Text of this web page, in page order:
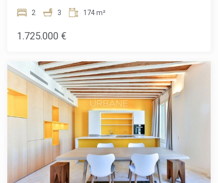
exklusiven Luxuswohnanlage in einem Eckgebäude aus
wunderschön restauriert und verbindet klassische
Architektur mit exquisit renovierten Innenräumen.Die
sowie ein gesundes mediterranes Restaurant im
Erdgeschoss. Das Projekt zielt darauf ab, ultimativen
Komfort im Herzen Barcelonas zu bieten, mit luxuriösen
Dienstleistungen wie Chauffeur, verstärkter Sicherheit,
einem 24/7-Mehrsprachigen Concierge-Service,
Fahrradverleih, Massageräumen und einem virtuellen
Butler, der sofort auf alle Anfragen reagiert.Die Einheiten
variieren zwischen 65 m² und 232 m² mit 1 bis 3
Schlafzimmern, einige davon mit Terrassen oder Balkonen.
Das Juwel dieser Residenz ist zweifellos das Penthouse im
sechsten Stock mit einer spektakulären privaten Terrasse
und Panoramablick. Die Apartments, entworfen vom
renommierten Büro Daar Architects, zeichnen sich durch
2 3 174 m²
1.725.000 €